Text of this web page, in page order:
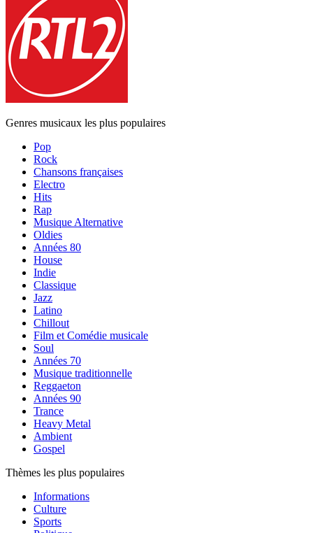
Genres musicaux les plus populaires
Pop
Rock
Chansons françaises
Electro
Hits
Rap
Musique Alternative
Oldies
Années 80
House
Indie
Classique
Jazz
Latino
Chillout
Film et Comédie musicale
Soul
Années 70
Musique traditionnelle
Reggaeton
Années 90
Trance
Heavy Metal
Ambient
Gospel
Thèmes les plus populaires
Informations
Culture
Sports